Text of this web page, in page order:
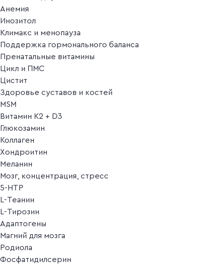
Анемия
Инозитол
Климакс и менопауза
Поддержка гормонального баланса
Пренатальные витамины
Цикл и ПМС
Цистит
Здоровье суставов и костей
MSM
Витамин K2 + D3
Глюкозамин
Коллаген
Хондроитин
Меланин
Мозг, концентрация, стресс
5-HTP
L-Теанин
L-Тирозин
Адаптогены
Магний для мозга
Родиола
Фосфатидилсерин